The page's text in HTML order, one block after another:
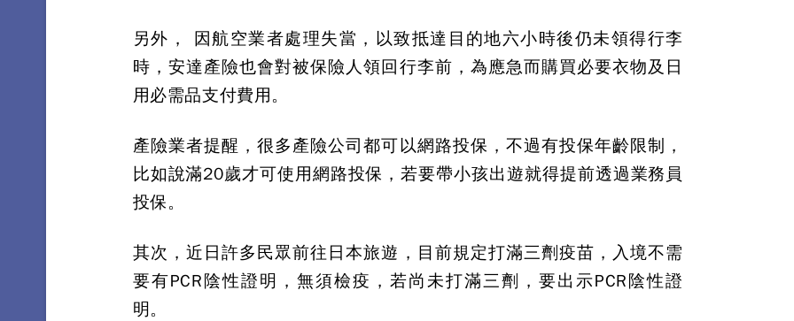
另外， 因航空業者處理失當，以致抵達目的地六小時後仍未領得行李
時，安達產險也會對被保險人領回行李前，為應急而購買必要衣物及日
用必需品支付費用。
產險業者提醒，很多產險公司都可以網路投保，不過有投保年齡限制，
比如說滿20歲才可使用網路投保，若要帶小孩出遊就得提前透過業務員
投保。
其次，近日許多民眾前往日本旅遊，目前規定打滿三劑疫苗，入境不需
要有PCR陰性證明，無須檢疫，若尚未打滿三劑，要出示PCR陰性證
明。